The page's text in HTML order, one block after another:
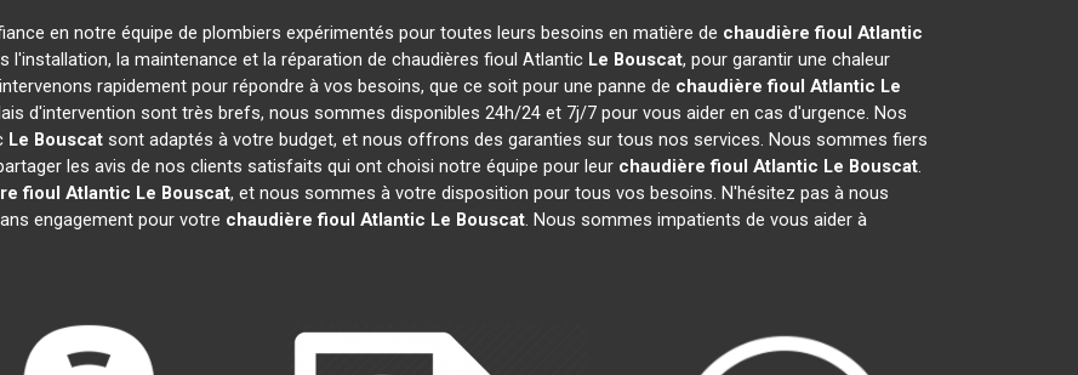
en notre équipe de plombiers expérimentés pour toutes leurs besoins en matière de chaudière fioul Atlantic
l'installation, la maintenance et la réparation de chaudières fioul Atlantic Le Bouscat, pour garantir une chaleur
rapidement pour répondre à vos besoins, que ce soit pour une panne de chaudière fioul Atlantic Le
d'intervention sont très brefs, nous sommes disponibles 24h/24 et 7j/7 pour vous aider en cas d'urgence. Nos
Le Bouscat sont adaptés à votre budget, et nous offrons des garanties sur tous nos services. Nous sommes fiers
les avis de nos clients satisfaits qui ont choisi notre équipe pour leur chaudière fioul Atlantic Le Bouscat.
fioul Atlantic Le Bouscat, et nous sommes à votre disposition pour tous vos besoins. N'hésitez pas à nous
engagement pour votre chaudière fioul Atlantic Le Bouscat. Nous sommes impatients de vous aider à